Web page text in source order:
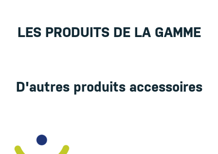
LES PRODUITS DE LA GAMME
D'autres produits accessoires